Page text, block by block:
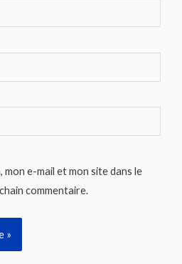
mon e-mail et mon site dans le
commentaire.